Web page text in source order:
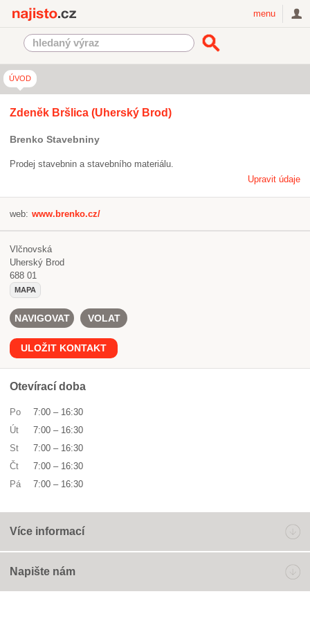
menu
ÚVOD
Zdeněk Bršlica (Uherský Brod)
Brenko Stavebniny
Prodej stavebnin a stavebního materiálu.
Upravit údaje
web: www.brenko.cz/
Vlčnovská
Uherský Brod
688 01
MAPA
NAVIGOVAT VOLAT
ULOŽIT KONTAKT
Otevírací doba
Po 7:00 – 16:30
Út
7:00 – 16:30
St
7:00 – 16:30
Čt
7:00 – 16:30
Pá
7:00 – 16:30
Více informací
Napište nám